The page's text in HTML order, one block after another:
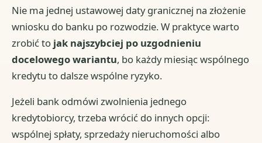
Nie ma jednej ustawowej daty granicznej na złożenie
wniosku do banku po rozwodzie. W praktyce warto
zrobić to jak najszybciej po uzgodnieniu
docelowego wariantu, bo każdy miesiąc wspólnego
kredytu to dalsze wspólne ryzyko.
Jeżeli bank odmówi zwolnienia jednego
kredytobiorcy, trzeba wrócić do innych opcji:
wspólnej spłaty, sprzedaży nieruchomości albo